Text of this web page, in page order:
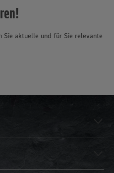
Sie aktuelle und für Sie relevante